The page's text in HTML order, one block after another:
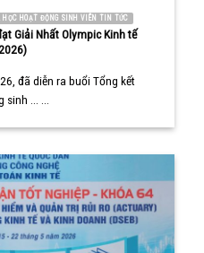
HOẠT ĐỘNG SINH VIÊN TIN TỨC
Giải Nhất Olympic Kinh tế
đã diễn ra buổi Tổng kết
... ...